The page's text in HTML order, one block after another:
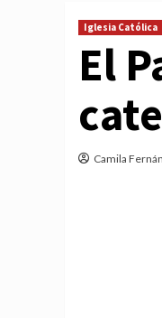
Iglesia Católica
El
Camila